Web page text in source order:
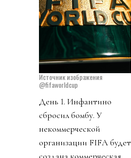
Источник изображения
@fifaworldcup
День 1. Инфантино
сбросил бомбу. У
некоммерческой
организации FIFA будет